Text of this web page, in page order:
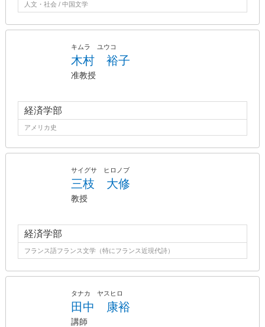
人文・社会 / 中国文学
キムラ ユウコ
木村 裕子
准教授
経済学部
アメリカ史
サイグサ ヒロノブ
三枝 大修
教授
経済学部
フランス語フランス文学（特にフランス近現代詩）
タナカ ヤスヒロ
田中 康裕
講師